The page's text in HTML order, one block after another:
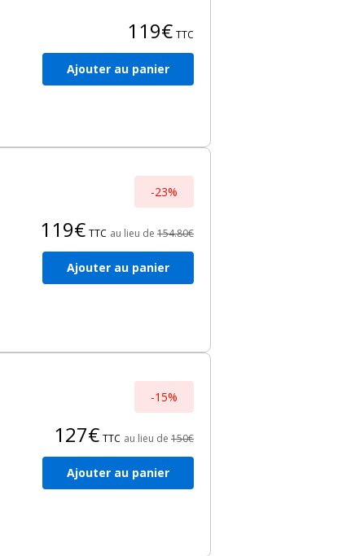
119€ TTC
Ajouter au panier
-23%
119€ TTC au lieu de 154.80€
Ajouter au panier
-15%
127€ TTC au lieu de 150€
Ajouter au panier